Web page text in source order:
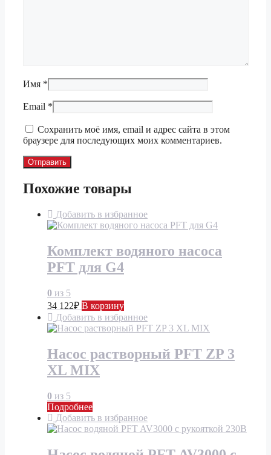
Имя *
Email *
Сохранить моё имя, email и адрес сайта в этом
браузере для последующих моих комментариев.
Похожие товары
Добавить в избранное
Комплект водяного насоса
PFT для G4
0 из 5
34 122₽ В корзину
Добавить в избранное
Насос растворный PFT ZP 3
XL MIX
0 из 5
Подробнее
Добавить в избранное